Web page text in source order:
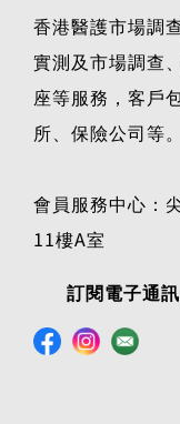
香港醫護市場調
實測及市場調查
座等服務，客戶
所、保險公司等。
會員服務中心：
11樓A室
訂閱電子通訊